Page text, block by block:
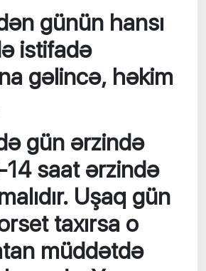
günün hansı
istifadə
gəlincə, həkim
gün ərzində
14 saat ərzində
Uşaq gün
taxırsa o
müddətdə